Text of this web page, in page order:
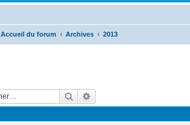
Accueil du forum Archives 2013
Rechercher